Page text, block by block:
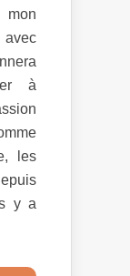
à
les
y a